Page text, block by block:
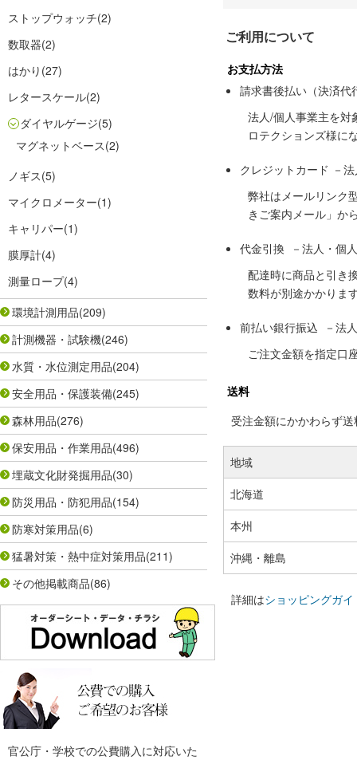
ストップウォッチ(2)
数取器(2)
はかり (27)
レタースケール(2)
ダイヤルゲージ(5)
マグネットベース(2)
ノギス(5)
マイクロメーター(1)
キャリパー(1)
膜厚計(4)
測量ロープ(4)
環境計測用品(209)
計測機器・試験機(246)
水質・水位測定用品(204)
安全用品・保護装備(245)
森林用品(276)
保安用品・作業用品(496)
埋蔵文化財発掘用品(30)
防災用品・防犯用品(154)
防寒対策用品(6)
猛暑対策・熱中症対策用品(211)
その他掲載商品(86)
官公庁・学校での公費購入に対応いた
ご利用について
お支払方法
請求書後払い（決済代
法人/個人事業主を対
ロテクションズ様に
クレジットカード －
弊社はメールリンク
きご案内メール」か
代金引換 －法人・個
配達時に商品と引き
数料が別途かかりま
前払い銀行振込 －法
ご注文金額を指定口
送料
受注金額にかかわらず
地域
北海道
本州
沖縄・離島
詳細はショッピングガイ